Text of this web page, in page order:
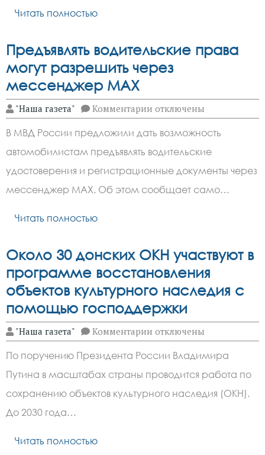
Читать полностью
Предъявлять водительские права
могут разрешить через
мессенджер МАХ
"Наша газета" Комментарии к
записи
водительские
права
могут
разрешить
через
мессенджер
отключены
В МВД России предложили дать возможность
автомобилистам предъявлять водительские
удостоверения и регистрационные документы через
мессенджер МАХ. Об этом сообщает само…
Читать полностью
Около 30 донских ОКН участвуют в
программе восстановления
объектов культурного наследия с
помощью господдержки
"Наша газета" Комментарии к
записи
Около
30
донских
ОКН
участвуют
в
отключены
По поручению Президента России Владимира
Путина в масштабах страны проводится работа по
сохранению объектов культурного наследия (ОКН).
До 2030 года…
Читать полностью